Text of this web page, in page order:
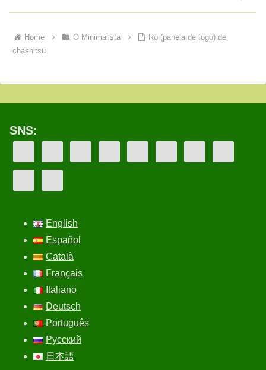
Home O Minimalista
Ro (panela de fogo) de
chashitsu
SNS:
English
Español
Català
Français
Italiano
Deutsch
Português
Русский
日本語